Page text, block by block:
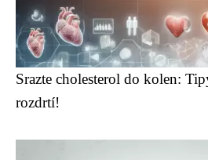
Srazte cholesterol do kolen:
rozdrtí!